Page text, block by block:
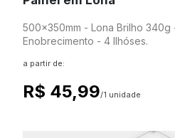
500x350mm - Lona Brilho 340g
Enobrecimento - 4 Ilhóses.
a partir de:
R$ 45,99/1 unidade